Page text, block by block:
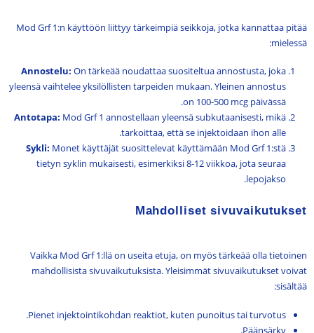
Mod Grf 1:n käyttöön liittyy tärkeimpiä seikkoja, jotka kannattaa pitää
mielessä:
Annostelu: On tärkeää noudattaa suositeltua annostusta, joka
yleensä vaihtelee yksilöllisten tarpeiden mukaan. Yleinen annostus
on 100-500 mcg päivässä.
Antotapa: Mod Grf 1 annostellaan yleensä subkutaanisesti, mikä
tarkoittaa, että se injektoidaan ihon alle.
Sykli: Monet käyttäjät suosittelevat käyttämään Mod Grf 1:stä
tietyn syklin mukaisesti, esimerkiksi 8-12 viikkoa, jota seuraa
lepojakso.
Mahdolliset sivuvaikutukset
Vaikka Mod Grf 1:llä on useita etuja, on myös tärkeää olla tietoinen
mahdollisista sivuvaikutuksista. Yleisimmät sivuvaikutukset voivat
sisältää:
Pienet injektointikohdan reaktiot, kuten punoitus tai turvotus.
Päänsärky.